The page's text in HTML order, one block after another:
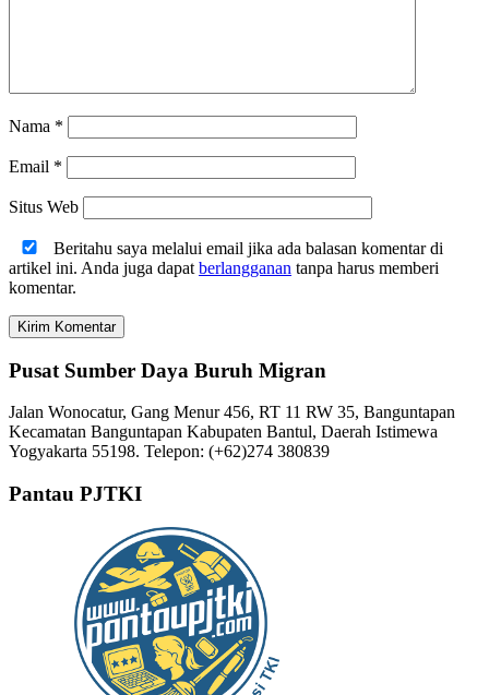
Nama *
Email *
Situs Web
Beritahu saya melalui email jika ada balasan komentar di
artikel ini. Anda juga dapat berlangganan tanpa harus memberi
komentar.
Pusat Sumber Daya Buruh Migran
Jalan Wonocatur, Gang Menur 456, RT 11 RW 35, Banguntapan
Kecamatan Banguntapan Kabupaten Bantul, Daerah Istimewa
Yogyakarta 55198. Telepon: (+62)274 380839
Pantau PJTKI